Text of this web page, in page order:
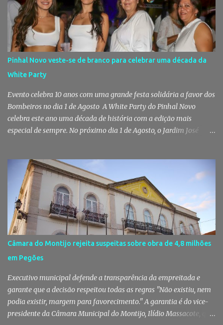
jovem de 16 anos foi detido na segunda-feira, 28 de Julho, por
suspeitas da prática do crime de tráfico de estupefacientes, na
localidade de Pinhal Novo. A detenção foi efetuada pelo Comando
Territorial de Setúbal da GNR, através do Posto Territorial de
Pinhal Novo, no âmbito de uma operação de fiscalização
especialmente direcionada para o combate ao consumo e tráfico
de droga. Segundo a GNR, "os militares da Guarda identificaram
vários indivíduos" durante a ação policial realizada em Pi...
Pinhal Novo veste-se de branco para celebrar uma década da
White Party
Evento celebra 10 anos com uma grande festa solidária a favor dos
Bombeiros no dia 1 de Agosto A White Party do Pinhal Novo
celebra este ano uma década de história com a edição mais
especial de sempre. No próximo dia 1 de Agosto, o Jardim José
que parte das receitas reverterá para a Associação Humanitária
dos Bombeiros Voluntários do Pinhal Novo, reforçando o espírito
comunitário que sempre distinguiu este evento. O branco é a cor
essencial da festa de 1 de Agosto no Pinhal Novo 10 anos depois da
primeira edição, a White Party continua a ser muito mais do que
uma pista de dança ao ar livre. É um ponto de encontro entre
gerações, um momento de reencontro entre amigos e famílias,
mas também o reflexo daquilo que distingue o Pinhal Novo: a
capacidade de transformar uma ideia simples numa tradição que
mobiliza milhares de pessoas. Todos os anos, quando ch...
Câmara do Montijo rejeita suspeitas sobre obra de 4,8 milhões
em Pegões
Executivo municipal defende a transparência da empreitada e
garante que a decisão respeitou todas as regras "Não existiu, nem
podia existir, margem para favorecimento." A garantia é do vice-
presidente da Câmara Municipal do Montijo, Ilídio Massacote, que